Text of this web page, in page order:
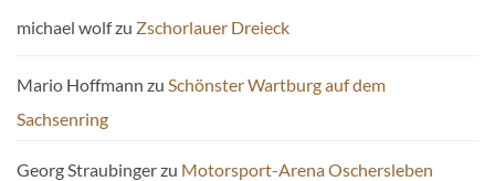
michael wolfzu Zschorlauer Dreieck
Mario Hoffmann zu Schönster Wartburg auf dem
Sachsenring
Georg Straubingerzu Motorsport-Arena Oschersleben